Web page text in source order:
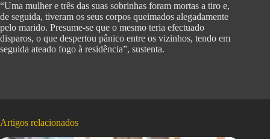
“Uma mulher e três das suas sobrinhas foram mortas a tiro e,
de seguida, tiveram os seus corpos queimados alegadamente
pelo marido. Presume-se que o mesmo teria efectuado
disparos, o que despertou pânico entre os vizinhos, tendo em
seguida ateado fogo à residência”, sustenta.
Artigos relacionados